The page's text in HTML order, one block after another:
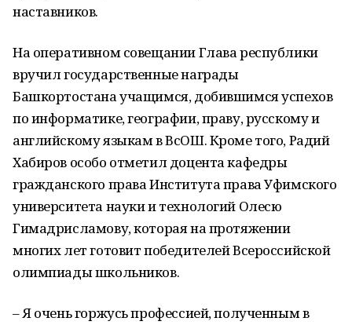
наставников.
На оперативном совещании Глава республики
вручил государственные награды
Башкортостана учащимся, добившимся успехов
по информатике, географии, праву, русскому и
английскому языкам в ВсОШ. Кроме того, Радий
Хабиров особо отметил доцента кафедры
гражданского права Института права Уфимского
университета науки и технологий Олесю
Гимадрисламову, которая на протяжении
многих лет готовит победителей Всероссийской
олимпиады школьников.
– Я очень горжусь профессией, полученным в